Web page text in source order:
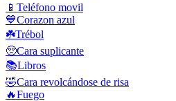
📱 Teléfono movil
💙Corazon azul
☘️Trébol
🥺Cara suplicante
📚Libros
🤣Cara revolcándose de risa
🔥Fuego